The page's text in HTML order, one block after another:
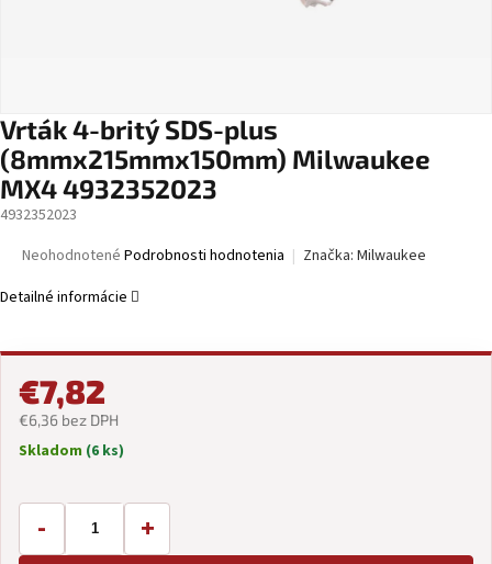
Vrták 4-britý SDS-plus
(8mmx215mmx150mm) Milwaukee
MX4 4932352023
4932352023
Priemerné
produktu
z
5
hviezdičiek.
Neohodnotené Podrobnosti hodnotenia Značka: Milwaukee
Detailné informácie
€7,82
€6,36 bez DPH
Jednotková
Skladom (6 ks)
- +